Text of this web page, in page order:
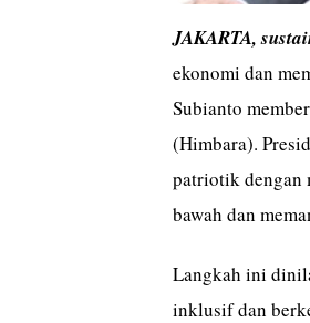
JAKARTA,
ekonomi dan
Subianto
(Himbara).
patriotik dengan
bawah dan
Langkah ini
inklusif dan